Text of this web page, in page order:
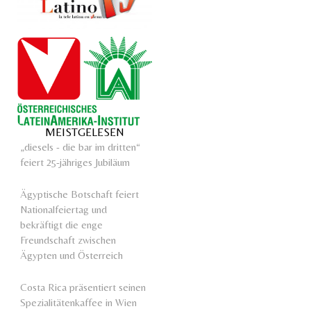
MEISTGELESEN
„diesels - die bar im dritten“
feiert 25-jähriges Jubiläum
Ägyptische Botschaft feiert
Nationalfeiertag und
bekräftigt die enge
Freundschaft zwischen
Ägypten und Österreich
Costa Rica präsentiert seinen
Spezialitätenkaffee in Wien